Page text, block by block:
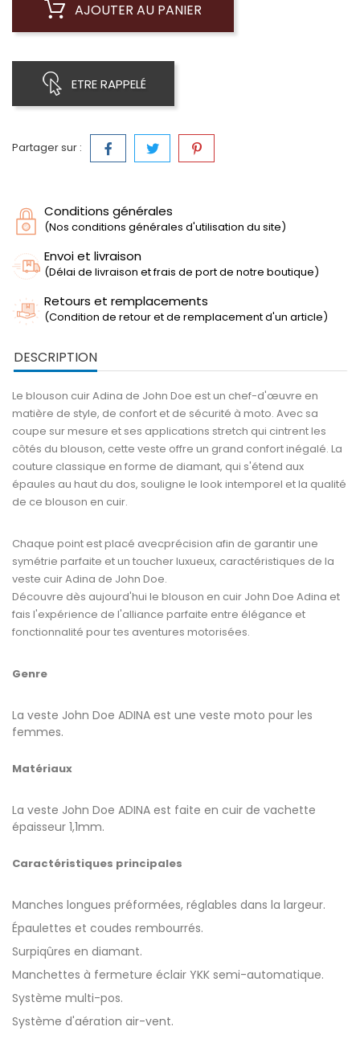
AJOUTER AU PANIER
ETRE RAPPELÉ
Partager sur :
Conditions générales
(Nos conditions générales d'utilisation du site)
Envoi et livraison
(Délai de livraison et frais de port de notre boutique)
Retours et remplacements
(Condition de retour et de remplacement d'un article)
DESCRIPTION
Le blouson cuir Adina de John Doe est un chef-d'œuvre en
matière de style, de confort et de sécurité à moto. Avec sa
coupe sur mesure et ses applications stretch qui cintrent les
côtés du blouson, cette veste offre un grand confort inégalé. La
couture classique en forme de diamant, qui s'étend aux
épaules au haut du dos, souligne le look intemporel et la qualité
de ce blouson en cuir.
Chaque point est placé avecprécision afin de garantir une
symétrie parfaite et un toucher luxueux, caractéristiques de la
veste cuir Adina de John Doe.
Découvre dès aujourd'hui le blouson en cuir John Doe Adina et
fais l'expérience de l'alliance parfaite entre élégance et
fonctionnalité pour tes aventures motorisées.
Genre
La veste John Doe ADINA est une veste moto pour les
femmes.
Matériaux
La veste John Doe ADINA est faite en cuir de vachette
épaisseur 1,1mm.
Caractéristiques principales
Manches longues préformées, réglables dans la largeur.
Épaulettes et coudes rembourrés.
Surpiqûres en diamant.
Manchettes à fermeture éclair YKK semi-automatique.
Système multi-pos.
Système d'aération air-vent.